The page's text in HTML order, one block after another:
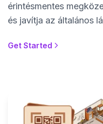
érintésmentes
és javítja az általános
Get Started